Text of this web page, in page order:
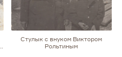
Стулык с внуком Виктором
Рольтиным